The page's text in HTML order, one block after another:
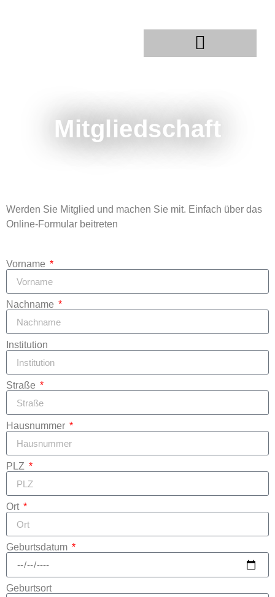
Mitgliedschaft
Werden Sie Mitglied und machen Sie mit. Einfach über das
Online-Formular beitreten
Vorname
Nachname
Institution
Straße
Hausnummer
PLZ
Ort
Geburtsdatum
Geburtsort